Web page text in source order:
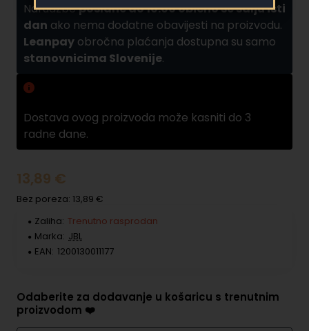
Narudžbeposlane do 10:00 obično se šalju isti
dan ako nema dodatne obavijesti na proizvodu.
Leanpay obročna plaćanja dostupna su samo
stanovnicima Slovenije.
Dostava ovog proizvoda može kasniti do 3
radne dane.
13,89 €
Bez poreza: 13,89 €
Zaliha: Trenutno rasprodan
Marka: JBL
EAN: 1200130011177
Odaberite za dodavanje u košaricu s trenutnim
proizvodom ❤️